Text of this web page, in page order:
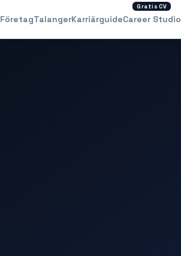
FöretagTalangerKarriärguide
Gratis CV
Career Studio